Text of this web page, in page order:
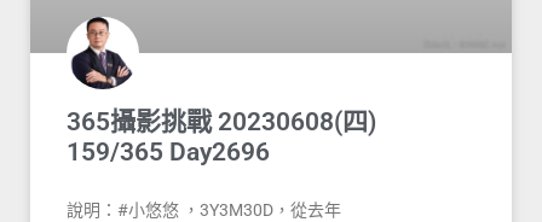
365攝影挑戰 20230608(四)
159/365 Day2696
說明：#小悠悠 ，3Y3M30D，從去年